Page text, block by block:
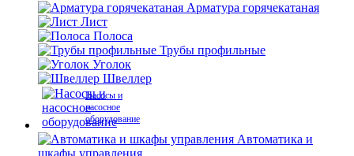
Арматура горячекатаная
Лист
Полоса
Трубы профильные
Уголок
Швеллер
Насосы и
насосное
оборудование
Автоматика и
шкафы управления